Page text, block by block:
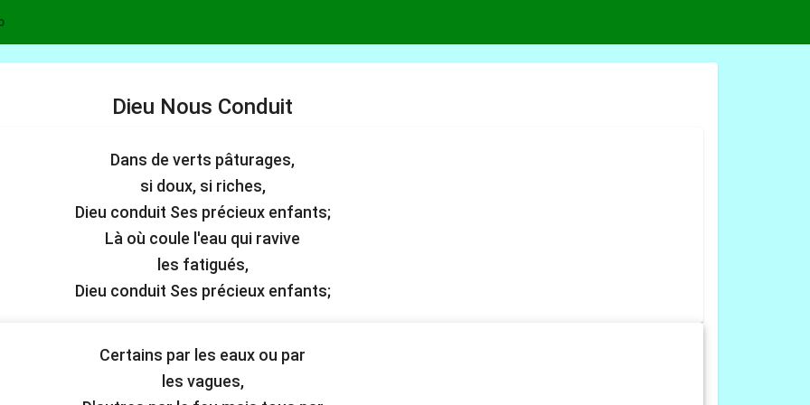
Dieu Nous Conduit
Dans de verts pâturages,
si doux, si riches,
Dieu conduit Ses précieux enfants;
Là où coule l'eau qui ravive
les fatigués,
Dieu conduit Ses précieux enfants;
Certains par les eaux ou par
les vagues,